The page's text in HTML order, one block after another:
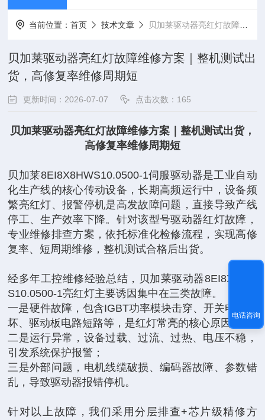
当前位置：首页 技术文章 贝加莱驱动器亮红灯故障维修方案｜整机测试出货，高修复率维修周期短
贝加莱驱动器亮红灯故障维修方案｜整机测试出
货，高修复率维修周期短
更新时间：2026-07-07 点击次数：165
贝加莱驱动器亮红灯故障维修方案｜整机测试出货，
高修复率维修周期短
贝加莱8EI8X8HWS10.0500-1伺服驱动器是工业自动
化生产线的核心传动设备，长期高频运行中，设备频
繁亮红灯、报警停机是高发故障问题，直接导致产线
停工、生产效率下降。针对该型号驱动器红灯故障，
专业维修排查方案，依托标准化检修流程，实现高修
复率、短周期维修，整机测试合格后出货。
经多年工控维修经验总结，贝加莱驱动器8EI8X8HW
S10.0500-1亮红灯主要诱因集中在三类故障。
一是硬件故障，包含IGBT功率模块击穿、开关电源损
坏、驱动板电路短路等，是红灯常亮的核心原因；
二是运行异常，设备过载、过流、过热、电压不稳，
引发系统保护报警；
三是外部问题，电机线缆破损、编码器故障、参数错
乱，导致驱动器报错停机。
针对以上故障，我们采用分层排查+芯片级精修方
电话咨询